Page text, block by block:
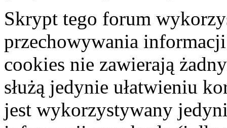
Skrypt tego forum
przechowywania
cookies nie zawierają
służą jedynie ułatwieniu
jest wykorzystywany